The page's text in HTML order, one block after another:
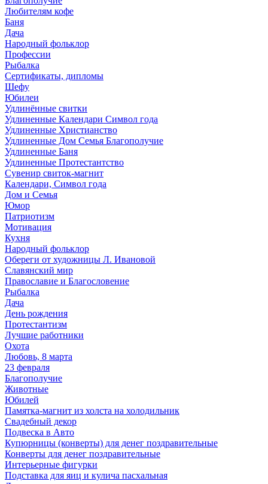
Любителям кофе
Баня
Дача
Народный фольклор
Профессии
Рыбалка
Сертификаты, дипломы
Шефу
Юбилеи
Удлинённые свитки
Удлиненные Календари Символ года
Удлиненные Христианство
Удлиненные Дом Семья Благополучие
Удлиненные Баня
Удлиненные Протестантство
Сувенир свиток-магнит
Календари, Символ года
Дом и Семья
Юмор
Патриотизм
Мотивация
Кухня
Народный фольклор
Обереги от художницы Л. Ивановой
Славянский мир
Православие и Благословение
Рыбалка
Дача
День рождения
Протестантизм
Лучшие работники
Охота
Любовь, 8 марта
23 февраля
Благополучие
Животные
Юбилей
Памятка-магнит из холста на холодильник
Свадебный декор
Подвеска в Авто
Купюрницы (конверты) для денег поздравительные
Конверты для денег поздравительные
Интерьерные фигурки
Подставка для яиц и кулича пасхальная